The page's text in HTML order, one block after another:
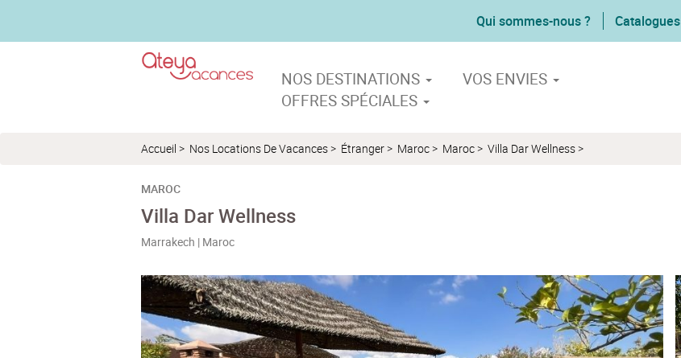
Qui sommes-nous ? Catalogues
NOS DESTINATIONS
VOS ENVIES
OFFRES SPÉCIALES
Accueil > Nos Locations De Vacances> Étranger> Maroc> Maroc> Villa Dar Wellness>
MAROC
Villa Dar Wellness
Marrakech | Maroc